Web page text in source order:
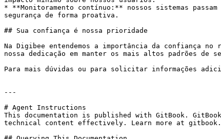
* **Monitoramento contínuo:** nossos sistemas
segurança de forma proativa.
## Sua confiança é nossa prioridade
Na Digibee entendemos a importância da confiança no
nossa dedicação em manter os mais altos padrões de
Para mais dúvidas ou para solicitar informações
---
# Agent Instructions
This documentation is published with GitBook.
technical content effectively. Learn more at